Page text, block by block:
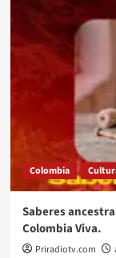
Colombia
Saberes
Colombia Viva.
Priradiotv.com